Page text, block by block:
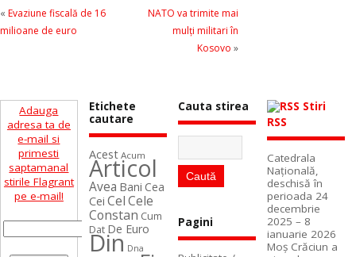
« Evaziune fiscală de 16
milioane de euro
NATO va trimite mai
mulţi militari în
Kosovo »
Adauga
adresa ta de
e-mail si
primesti
saptamanal
stirile Flagrant
pe e-mail!
Etichete
cautare
Acest Acum
Articol
Avea Bani Cea
Cei CelCele
Constan Cum
Dat De Euro
Din Dna
Cauta stirea
Pagini
Stiri
RSS
Catedrala
Naţională,
deschisă în
perioada 24
decembrie
2025 – 8
ianuarie 2026
Moș Crăciun a